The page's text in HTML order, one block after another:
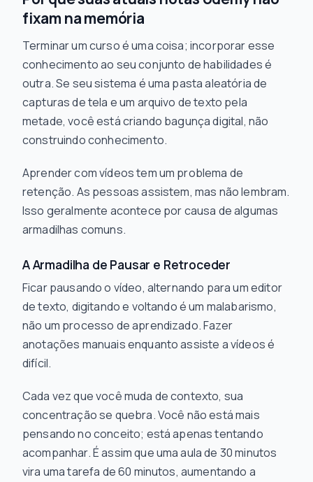
fixam na memória
Terminar um curso é uma coisa; incorporar esse
conhecimento ao seu conjunto de habilidades é
outra. Se seu sistema é uma pasta aleatória de
capturas de tela e um arquivo de texto pela
metade, você está criando bagunça digital, não
construindo conhecimento.
Aprender com vídeos tem um problema de
retenção. As pessoas assistem, mas não lembram.
Isso geralmente acontece por causa de algumas
armadilhas comuns.
A Armadilha de Pausar e Retroceder
Ficar pausando o vídeo, alternando para um editor
de texto, digitando e voltando é um malabarismo,
não um processo de aprendizado. Fazer
anotações manuais enquanto assiste a vídeos é
difícil.
Cada vez que você muda de contexto, sua
concentração se quebra. Você não está mais
pensando no conceito; está apenas tentando
acompanhar. É assim que uma aula de 30 minutos
vira uma tarefa de 60 minutos, aumentando a